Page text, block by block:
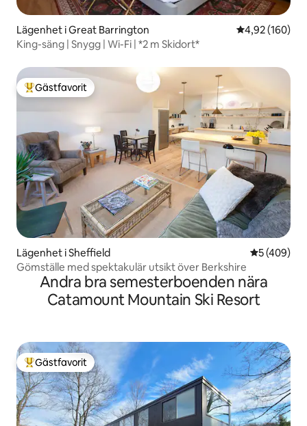
Lägenhet i Great Barrington 4,92 av 5 i
4,92 (160)
King-säng | Snygg | Wi-Fi | *2 m Skidort*
Populär gästfavorit
Gästfavorit
Lägenhet i Sheffield 5 av 5 i
5 (409)
Gömställe med spektakulär utsikt över Berkshire
Andra bra semesterboenden nära
Catamount Mountain Ski Resort
Populär gästfavorit
Gästfavorit